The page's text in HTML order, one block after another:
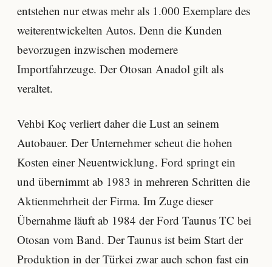
entstehen nur etwas mehr als 1.000 Exemplare des
weiterentwickelten Autos. Denn die Kunden
bevorzugen inzwischen modernere
Importfahrzeuge. Der Otosan Anadol gilt als
veraltet.
Vehbi Koç verliert daher die Lust an seinem
Autobauer. Der Unternehmer scheut die hohen
Kosten einer Neuentwicklung. Ford springt ein
und übernimmt ab 1983 in mehreren Schritten die
Aktienmehrheit der Firma. Im Zuge dieser
Übernahme läuft ab 1984 der Ford Taunus TC bei
Otosan vom Band. Der Taunus ist beim Start der
Produktion in der Türkei zwar auch schon fast ein